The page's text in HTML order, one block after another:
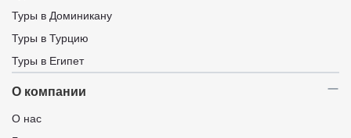
Туры в Доминикану
Туры в Турцию
Туры в Египет
О компании
О нас